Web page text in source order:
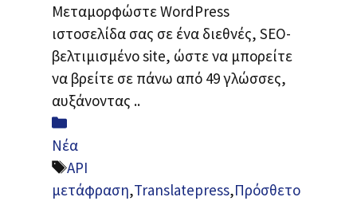
Μεταμορφώστε WordPress
ιστοσελίδα σας σε ένα διεθνές, SEO-
βελτιμισμένο site, ώστε να μπορείτε
να βρείτε σε πάνω από 49 γλώσσες,
αυξάνοντας ..
Κατηγορίες
Νέα
Ετικέτες
API
μετάφραση,Translatepress,Πρόσθετο